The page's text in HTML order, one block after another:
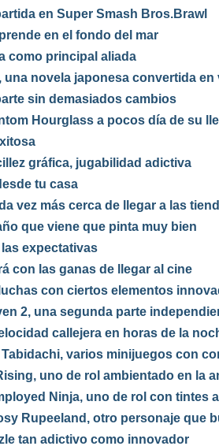
en Super Smash Bros.Brawl
en el fondo del mar
como principal aliada
una novela japonesa convertida
sin demasiados cambios
Hourglass a pocos día de su
gráfica, jugabilidad adictiva
tu casa
vez más cerca de llegar a las
que viene que pinta muy bien
expectativas
con las ganas de llegar al cine
con ciertos elementos
2, una segunda parte
callejera en horas de la
varios minijuegos con
uno de rol ambientado en la
Ninja, uno de rol con tintes
Rupeeland, otro personaje que
tan adictivo como innovador